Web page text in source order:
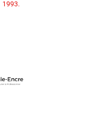
1993.